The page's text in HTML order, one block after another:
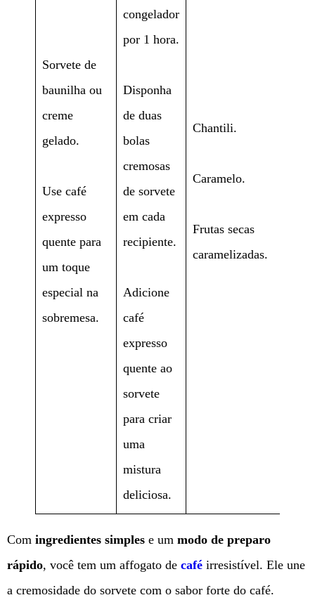
Sorvete de
baunilha ou
creme
gelado.
Use café
expresso
quente para
um toque
especial na
sobremesa.
congelador
por 1 hora.
Disponha
de duas
bolas
cremosas
de sorvete
em cada
recipiente.
Adicione
café
expresso
quente ao
sorvete
para criar
uma
mistura
deliciosa.
Chantili.
Caramelo.
Frutas secas
caramelizadas.
Com ingredientes simples e um modo de preparo
rápido, você tem um affogato de café irresistível. Ele une
a cremosidade do sorvete com o sabor forte do café.